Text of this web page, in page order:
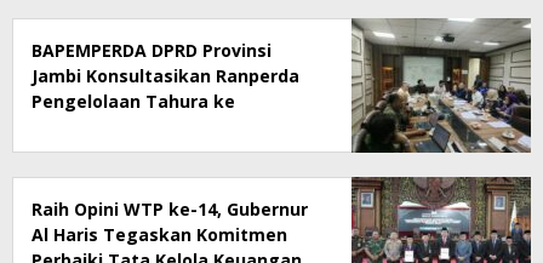
BAPEMPERDA DPRD Provinsi
Jambi Konsultasikan Ranperda
Pengelolaan Tahura ke
Raih Opini WTP ke-14, Gubernur
Al Haris Tegaskan Komitmen